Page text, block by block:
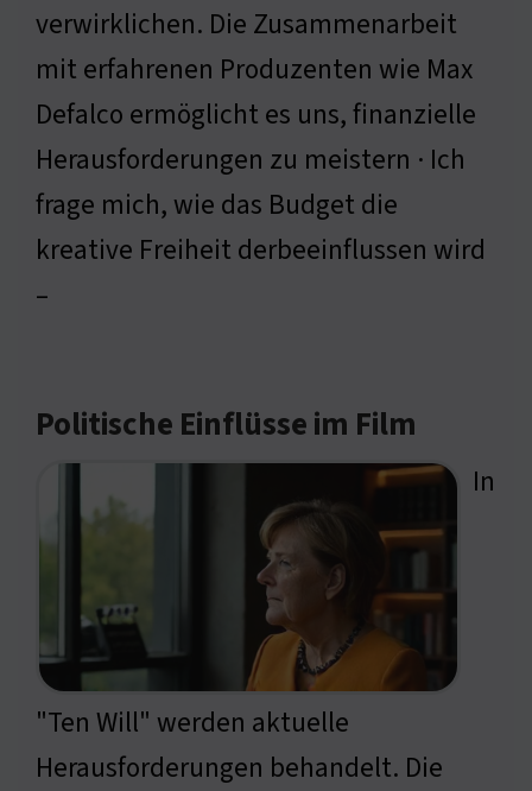
verwirklichen. Die Zusammenarbeit
mit erfahrenen Produzenten wie Max
Defalco ermöglicht es uns, finanzielle
Herausforderungen zu meistern · Ich
frage mich, wie das Budget die
kreative Freiheit derbeeinflussen wird
–
Politische Einflüsse im Film
In
"Ten Will" werden aktuelle
Herausforderungen behandelt. Die